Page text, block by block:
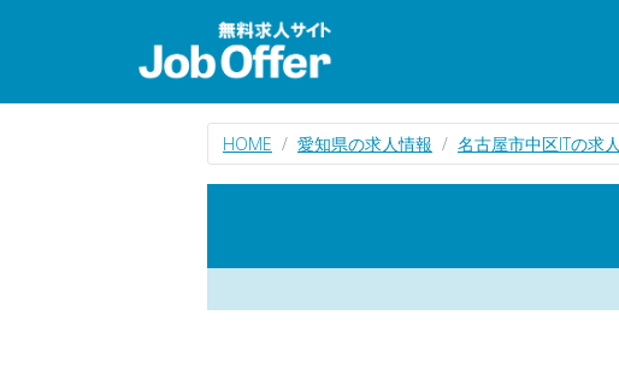
HOME 愛知県の求人情報 名古屋市中区ITの求人